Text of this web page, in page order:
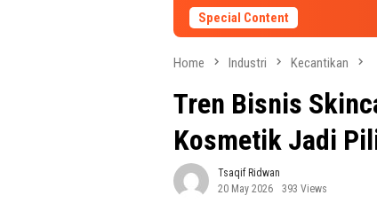
Special Content
Home Industri Kecantikan
Tren Bisnis
Kosmetik Jadi
Tsaqif Ridwan
20 May 2026
393 Views